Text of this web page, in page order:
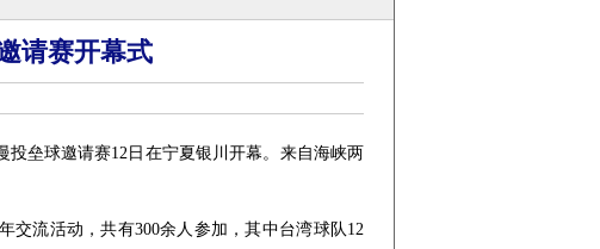
请赛开幕式
垒球邀请赛12日在宁夏银川开幕。来自海峡两
流活动，共有300余人参加，其中台湾球队12